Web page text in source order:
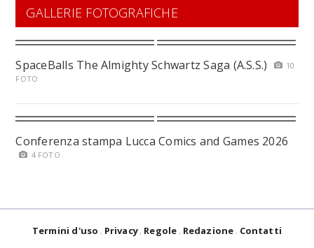
GALLERIE FOTOGRAFICHE
SpaceBalls The Almighty Schwartz Saga (A.S.S.)
10
FOTO
Conferenza stampa Lucca Comics and Games 2026
4 FOTO
Termini d'uso Privacy Regole Redazione Contatti